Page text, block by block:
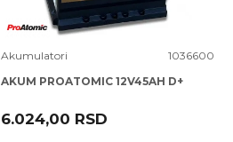
Akumulatori
1036600
AKUM PROATOMIC 12V45AH D+
6.024,00 RSD